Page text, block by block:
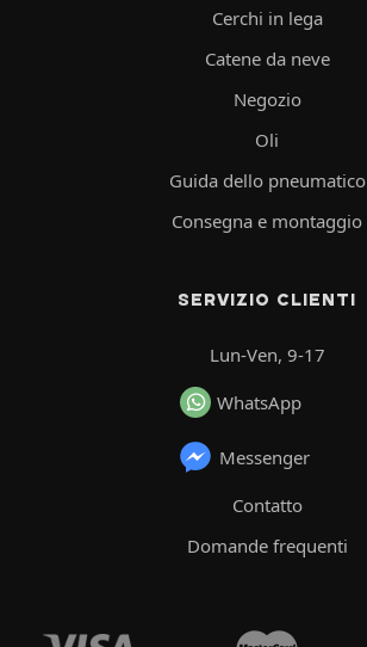
Cerchi in lega
Catene da neve
Negozio
Oli
Guida dello pneumatico
Consegna e montaggio
SERVIZIO CLIENTI
Lun-Ven, 9-17
WhatsApp
Messenger
Contatto
Domande frequenti